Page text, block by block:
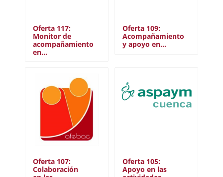
Oferta 117:
Monitor de
acompañamiento
en…
Oferta 109:
Acompañamiento
y apoyo en…
Oferta 107:
Colaboración
Oferta 105:
Apoyo en las